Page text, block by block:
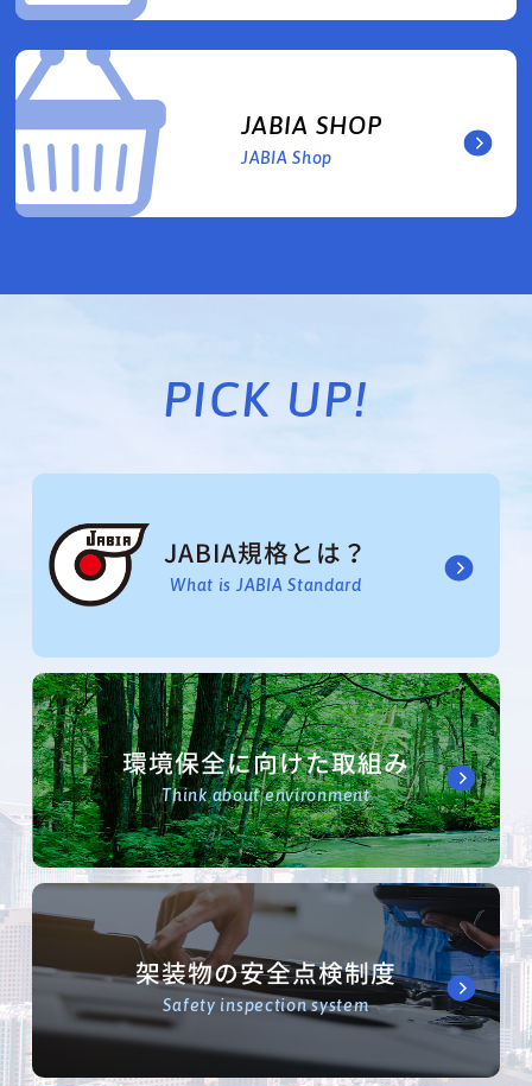
JABIA SHOP
JABIA Shop
PICK UP!
JABIA規格とは？
What is JABIA Standard
環境保全に向けた取組み
Think about environment
架装物の安全点検制度
Safety inspection system